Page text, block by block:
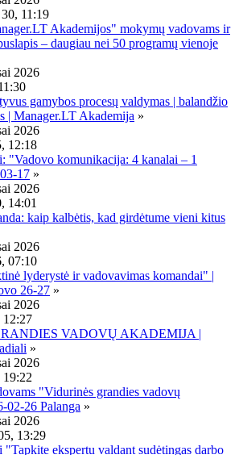
11:19
Akademijos" mokymų vadovams ir
– daugiau nei 50 programų vienoje
2026
gamybos procesų valdymas | balandžio
| Manager.LT Akademija »
2026
12:18
"Vadovo komunikacija: 4 kanalai – 1
17 »
2026
14:01
kaip kalbėtis, kad girdėtume vieni kitus
2026
07:10
lyderystė ir vadovavimas komandai" |
26-27 »
2026
12:27
VADOVŲ AKADEMIJA |
»
2026
19:22
"Vidurinės grandies vadovų
02-26 Palanga »
2026
13:29
ekspertu valdant sudėtingas darbo